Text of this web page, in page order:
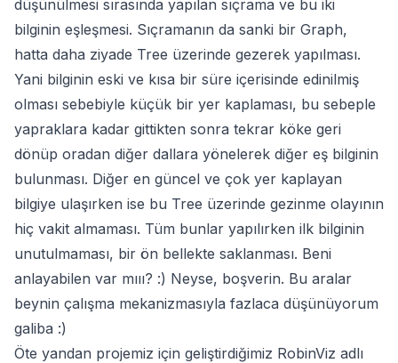
düşünülmesi sırasında yapılan sıçrama ve bu iki
bilginin eşleşmesi. Sıçramanın da sanki bir Graph,
hatta daha ziyade Tree üzerinde gezerek yapılması.
Yani bilginin eski ve kısa bir süre içerisinde edinilmiş
olması sebebiyle küçük bir yer kaplaması, bu sebeple
yapraklara kadar gittikten sonra tekrar köke geri
dönüp oradan diğer dallara yönelerek diğer eş bilginin
bulunması. Diğer en güncel ve çok yer kaplayan
bilgiye ulaşırken ise bu Tree üzerinde gezinme olayının
hiç vakit almaması. Tüm bunlar yapılırken ilk bilginin
unutulmaması, bir ön bellekte saklanması. Beni
anlayabilen var mııı? :) Neyse, boşverin. Bu aralar
beynin çalışma mekanizmasıyla fazlaca düşünüyorum
galiba :)
Öte yandan projemiz için geliştirdiğimiz RobinViz adlı